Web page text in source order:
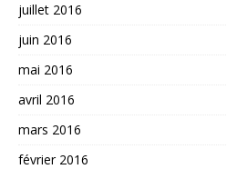
juillet 2016
juin 2016
mai 2016
avril 2016
mars 2016
février 2016